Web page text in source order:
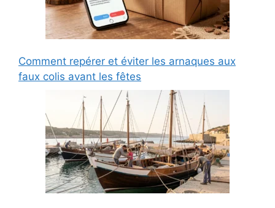
Comment repérer et éviter les arnaques aux
faux colis avant les fêtes